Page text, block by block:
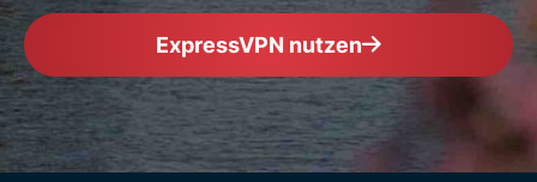
ExpressVPN nutzen